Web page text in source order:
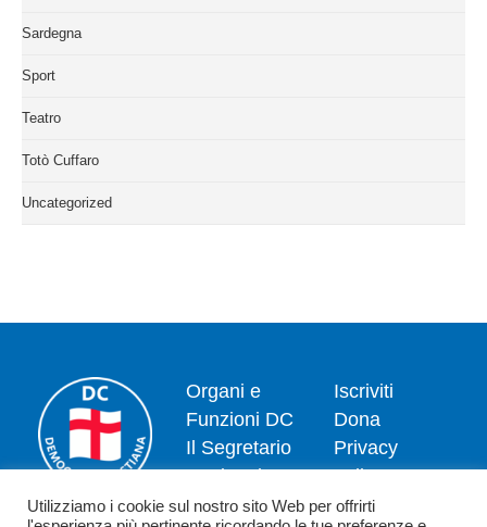
Sardegna
Sport
Teatro
Totò Cuffaro
Uncategorized
Organi e
Funzioni DC
Il Segretario
Nazionale
Dipartimenti
Iscriviti
Dona
Privacy
policy
Politica dei
Utilizziamo i cookie sul nostro sito Web per offrirti